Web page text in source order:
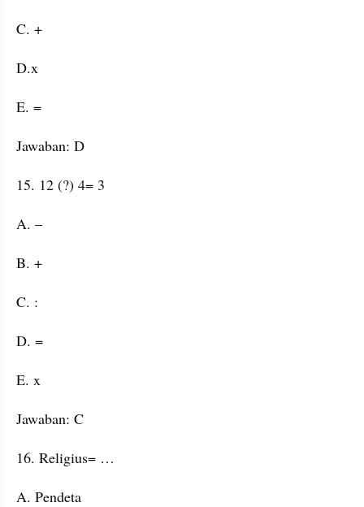
C. +
D.x
E. =
Jawaban: D
15. 12 (?) 4= 3
A. –
B. +
C. :
D. =
E. x
Jawaban: C
16. Religius= …
A. Pendeta